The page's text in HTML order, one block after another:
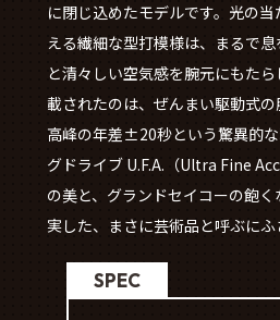
に閉じ込めたモデルです。光の
える繊細な型打模様は、まるで
と清々しい空気感を腕元にもた
載されたのは、ぜんまい駆動式
高峰の年差±20秒という驚異的
グドライブ U.F.A.（Ultra Fine
の美と、グランドセイコーの飽
実した、まさに芸術品と呼ぶにふ
SPEC